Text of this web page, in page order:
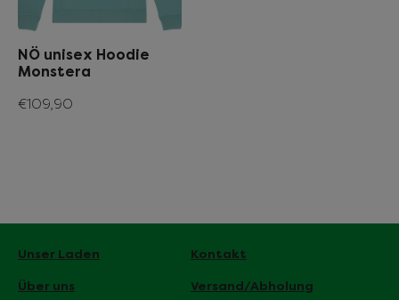
NÖ unisex Hoodie
Monstera
€109,90
Unser Laden Kontakt
Über uns Versand/Abholung